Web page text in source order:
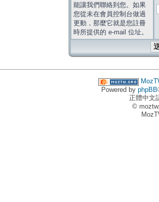
能讓我們聯絡到您。如果
您從未在會員控制台做過
更動，那麼它就是您註冊
時所提供的 e-mail 位址。
Powered by phpBB
正體中文
©